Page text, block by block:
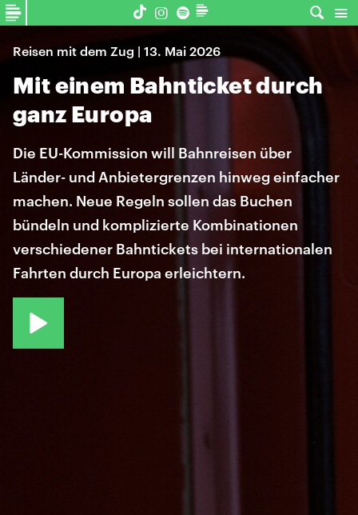
Reisen mit dem Zug | 13. Mai 2026
Mit einem Bahnticket durch
ganz Europa
Die EU-Kommission will Bahnreisen über
Länder- und Anbietergrenzen hinweg einfacher
machen. Neue Regeln sollen das Buchen
bündeln und komplizierte Kombinationen
verschiedener Bahntickets bei internationalen
Fahrten durch Europa erleichtern.